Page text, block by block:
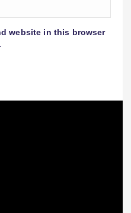
website in this browser